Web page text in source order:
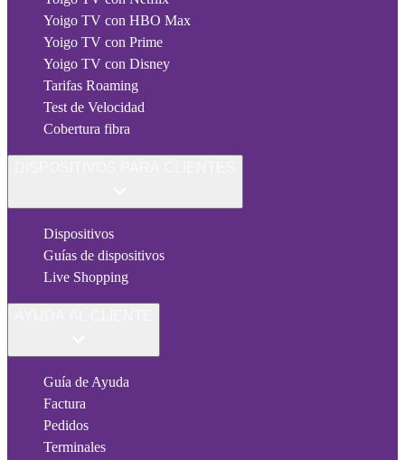
Yoigo TV con HBO Max
Yoigo TV con Prime
Yoigo TV con Disney
Tarifas Roaming
Test de Velocidad
Cobertura fibra
Dispositivos
Guías de dispositivos
Live Shopping
Guía de Ayuda
Factura
Pedidos
Terminales